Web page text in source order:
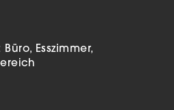
Büro
Esszimmer